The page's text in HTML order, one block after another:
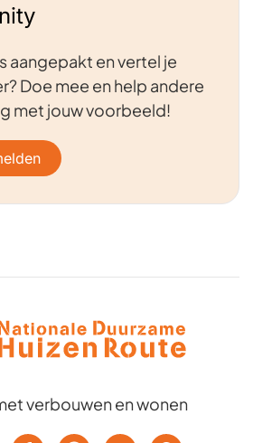
aangepakt en vertel je
Doe mee en help andere
met jouw voorbeeld!
verbouwen en wonen